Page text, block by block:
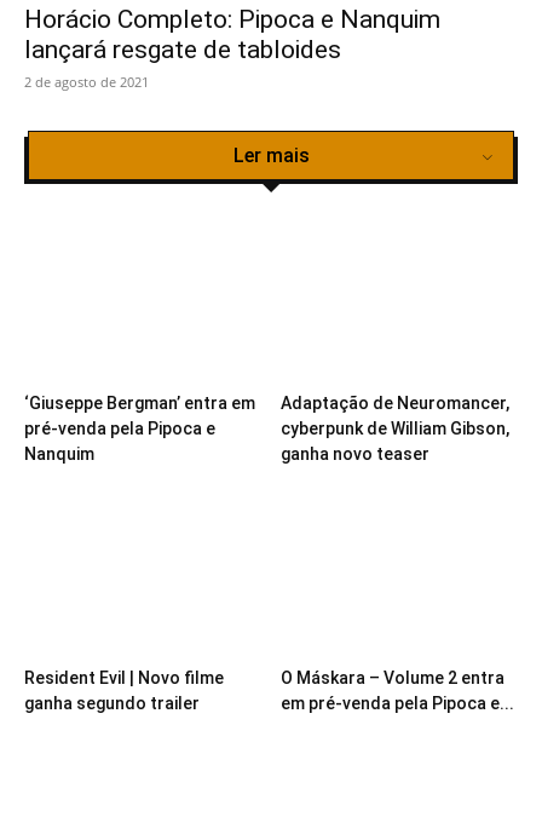
Horácio Completo: Pipoca e Nanquim
lançará resgate de tabloides
2 de agosto de 2021
Ler mais
‘Giuseppe Bergman’ entra em
pré-venda pela Pipoca e
Nanquim
Adaptação de Neuromancer,
cyberpunk de William Gibson,
ganha novo teaser
Resident Evil | Novo filme
ganha segundo trailer
O Máskara – Volume 2 entra
em pré-venda pela Pipoca e...